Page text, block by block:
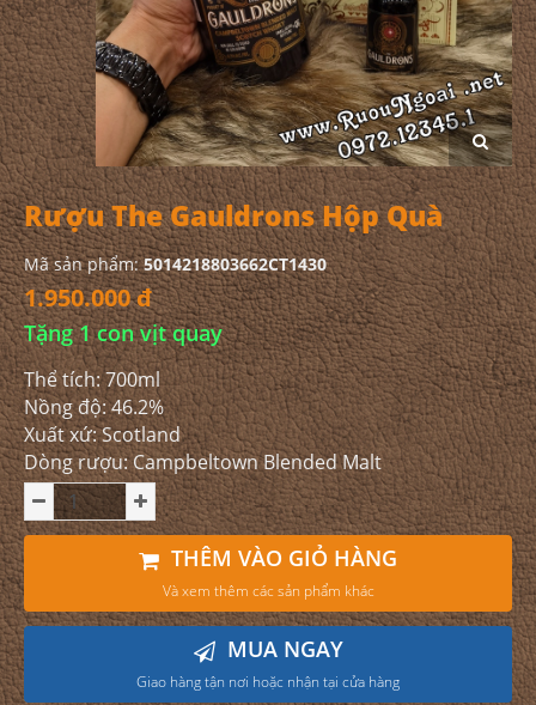
Rượu The Gauldrons Hộp Quà
Mã sản phẩm:5014218803662CT1430
1.950.000 đ
Tặng 1 con vịt quay
Thể tích: 700ml
Nồng độ: 46.2%
Xuất xứ: Scotland
Dòng rượu: Campbeltown Blended Malt
THÊM VÀO GIỎ HÀNG
Và xem thêm các sản phẩm khác
MUA NGAY
Giao hàng tận nơi hoặc nhận tại cửa hàng